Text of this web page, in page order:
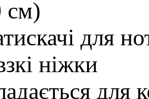
см)
для
ніжки
для